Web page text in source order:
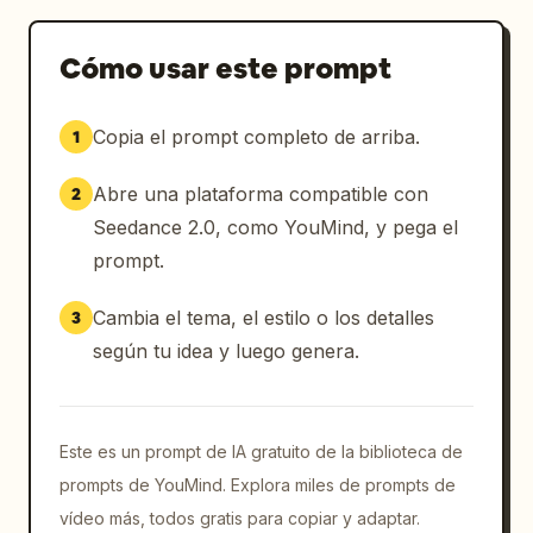
— toma caminando rápido junto al río Támesis
cámara lenta.
[00:04-00:06]
al vestido mini negro ajustado sin mangas con
bolso de hombro negro. Ella se apoya en la
barandilla sonriendo juguetonamente mientras
ella. Transiciones rápidas de barrido
sincronizadas con la batería.
atuendo cambia a cárdigan blanco corto sobre
top blanco con jeans azules. Ella gira
alrededor de la cabina riendo, luego acerca
Cómo usar este prompt
1 Copia el prompt completo de arriba.
2
Abre una plataforma compatible con
Seedance 2.0, como YouMind, y pega el
prompt.
3 Cambia el tema, el estilo o los detalles
según tu idea y luego genera.
Este es un prompt de IA gratuito de la biblioteca de
prompts de YouMind. Explora miles de prompts de
vídeo más, todos gratis para copiar y adaptar.